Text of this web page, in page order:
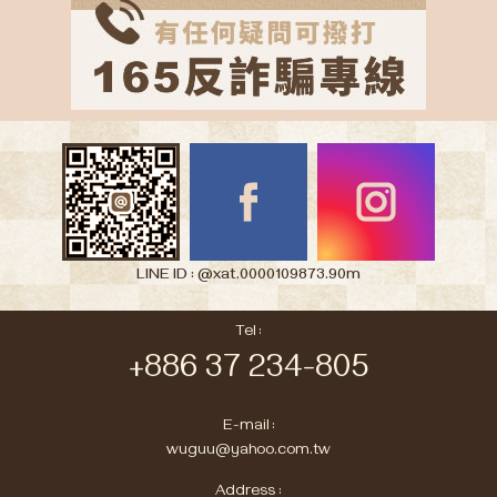
LINE ID : @xat.0000109873.90m
Tel :
+886 37 234-805
E-mail :
wuguu@yahoo.com.tw
Address :